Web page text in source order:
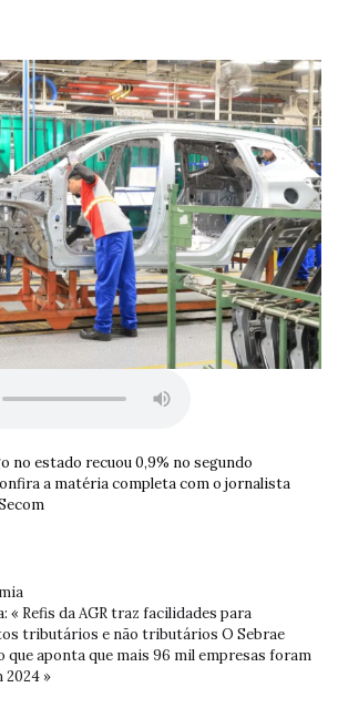
no estado recuou 0,9% no segundo
a matéria completa com o jornalista
« Refis da AGR traz facilidades para
tributários e não tributários O Sebrae
que aponta que mais 96 mil empresas foram
2024 »